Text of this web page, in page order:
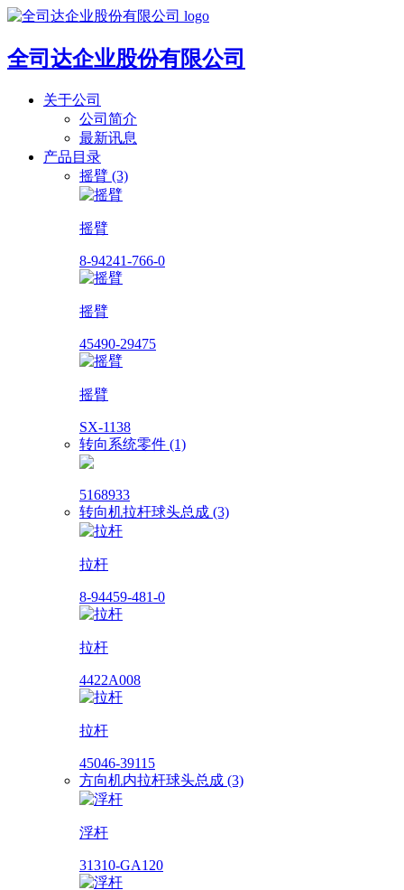
全司达企业股份有限公司
关于公司
公司简介
最新讯息
产品目录
摇臂 (3)
摇臂
8-94241-766-0
摇臂
45490-29475
摇臂
SX-1138
转向系统零件 (1)
5168933
转向机拉杆球头总成 (3)
拉杆
8-94459-481-0
拉杆
4422A008
拉杆
45046-39115
方向机内拉杆球头总成 (3)
浮杆
31310-GA120